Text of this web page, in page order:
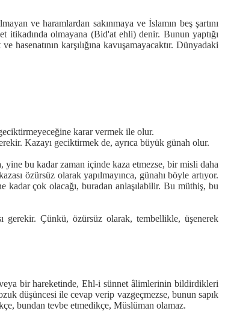
ve haramlardan sakınmaya ve İslamın beş şartını
itikadında olmayana (Bid'at ehli) denir. Bunun yaptığı
karşılığına kavuşamayacaktır. Dünyadaki
karar vermek ile olur.
Kazayı geciktirmek de, ayrıca büyük günah olur.
bu kadar zaman içinde kaza etmezse, bir misli daha
özürsüz olarak yapılmayınca, günahı böyle artıyor.
kadar çok olacağı, buradan anlaşılabilir. Bu müthiş, bu
gerekir. Çünkü, özürsüz olarak, tembellikle, üşenerek
bir hareketinde, Ehl-i sünnet âlimlerinin bildirdikleri
düşüncesi ile cevap verip vazgeçmezse, bunun sapık
bundan tevbe etmedikçe, Müslüman olamaz.